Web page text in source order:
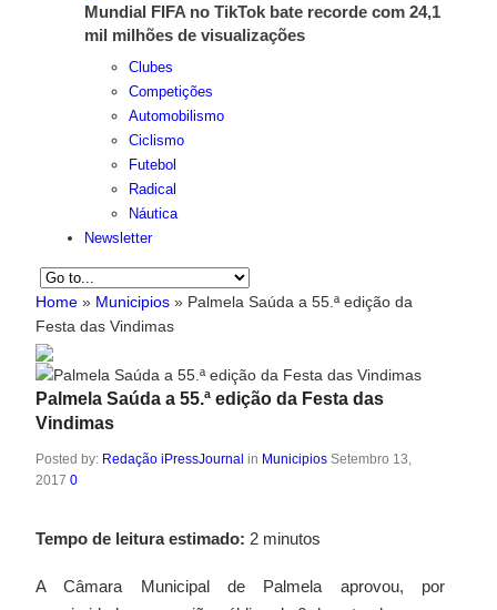
Mundial FIFA no TikTok bate recorde com 24,1
mil milhões de visualizações
Clubes
Competições
Automobilismo
Ciclismo
Futebol
Radical
Náutica
Newsletter
Home » Municipios » Palmela Saúda a 55.ª edição da
Festa das Vindimas
Palmela Saúda a 55.ª edição da Festa das
Vindimas
Posted by: Redação iPressJournal in Municipios Setembro 13,
2017 0
Tempo de leitura estimado: 2 minutos
A Câmara Municipal de Palmela aprovou, por